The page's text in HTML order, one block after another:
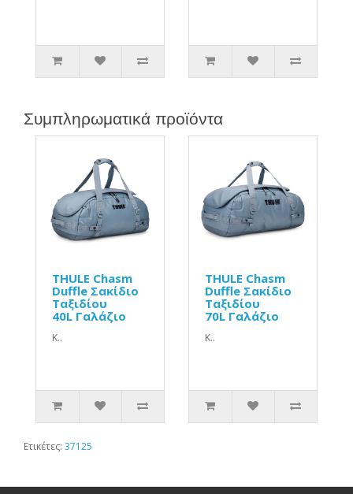
Συμπληρωματικά προϊόντα
THULE Chasm
Duffle Σακίδιο
Ταξιδίου
40L Γαλάζιο
Κ..
THULE Chasm
Duffle Σακίδιο
Ταξιδίου
70L Γαλάζιο
Κ..
Ετικέτες: 37125